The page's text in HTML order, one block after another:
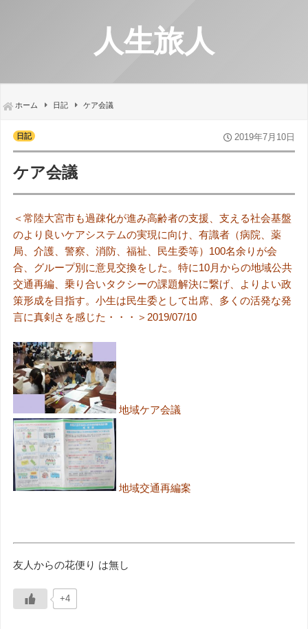
人生旅人
ホーム 日記 ケア会議
日記 2019年7月10日
ケア会議
＜常陸大宮市も過疎化が進み高齢者の支援、支える社会基盤
のより良いケアシステムの実現に向け、有識者（病院、薬
局、介護、警察、消防、福祉、民生委等）100名余りが会
合、グループ別に意見交換をした。特に10月からの地域公共
交通再編、乗り合いタクシーの課題解決に繋げ、よりよい政
策形成を目指す。小生は民生委として出席、多くの活発な発
言に真剣さを感じた・・・＞2019/07/10
地域ケア会議
地域交通再編案
友人からの花便り は無し
+4